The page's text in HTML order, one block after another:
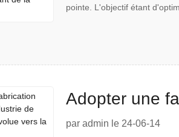
pointe. L'objectif étant
Adopter une
l'usinage CNC
par admin le 24-06-14